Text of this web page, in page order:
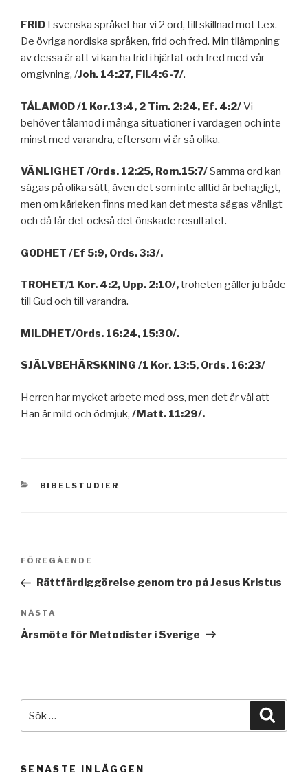
FRID I svenska språket har vi 2 ord, till skillnad mot t.ex.
De övriga nordiska språken, frid och fred. Min tllämpning
av dessa är att vi kan ha frid i hjärtat och fred med vår
omgivning, /Joh. 14:27, Fil.4:6-7/.
TÅLAMOD/1 Kor.13:4, 2 Tim. 2:24, Ef. 4:2/Vi
behöver tålamod i många situationer i vardagen och inte
minst med varandra, eftersom vi är så olika.
VÄNLIGHET /Ords. 12:25, Rom.15:7/Samma ord kan
sägas på olika sätt, även det som inte alltid är behagligt,
men om kärleken finns med kan det mesta sägas vänligt
och då får det också det önskade resultatet.
GODHET /Ef 5:9, Ords. 3:3/.
TROHET/1 Kor. 4:2, Upp. 2:10/,troheten gäller ju både
till Gud och till varandra.
MILDHET/Ords. 16:24, 15:30/.
SJÄLVBEHÄRSKNING /1 Kor. 13:5, Ords. 16:23/
Herren har mycket arbete med oss, men det är väl att
Han är mild och ödmjuk, /Matt. 11:29/.
KATEGORIER
BIBELSTUDIER
Inläggsnavigering
Föregående
inlägg
FÖREGÅENDE
Rättfärdiggörelse genom tro på Jesus Kristus
Nästa
inlägg
NÄSTA
Årsmöte för Metodister i Sverige
efter:
SENASTE INLÄGGEN